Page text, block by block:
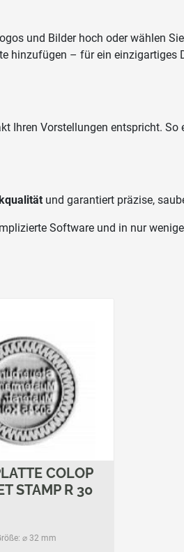
und Bilder hoch oder wählen
hinzufügen – für ein einzigartiges
Ihren Vorstellungen entspricht. So
und garantiert präzise,
Software und in nur
COLOP
STAMP R 30
⌀ 32 mm